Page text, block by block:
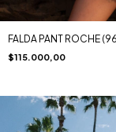
FALDA PANT ROCHE
$115.000,00